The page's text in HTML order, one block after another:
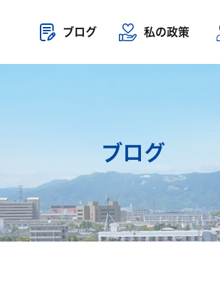
ブログ 私の政策
ブログ